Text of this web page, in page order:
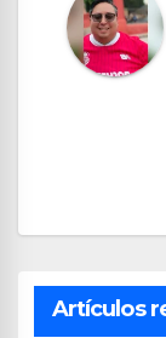
Artículos